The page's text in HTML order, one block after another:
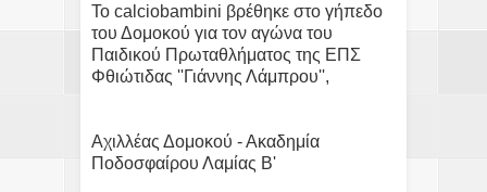
Το calciobambini βρέθηκε στο γήπεδο
του Δομοκού για τον αγώνα του
Παιδικού Πρωταθλήματος της ΕΠΣ
Φθιώτιδας ''Γιάννης Λάμπρου'',
Αχιλλέας Δομοκού - Ακαδημία
Ποδοσφαίρου Λαμίας Β'